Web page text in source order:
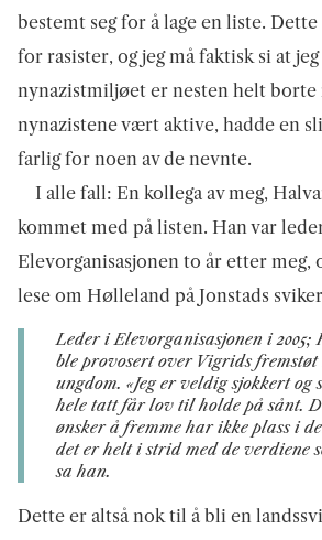
bestemt seg for å lage en liste. Dette
for rasister, og jeg må faktisk si at
nynazistmiljøet er nesten helt borte
nynazistene vært aktive, hadde en
farlig for noen av de nevnte.
I alle fall: En kollega av meg,
kommet med på listen. Han var
Elevorganisasjonen to år etter meg,
lese om Hølleland på Jonstads
Leder i Elevorganisasjonen i
ble provosert over Vigrids
ungdom. «Jeg er veldig sjokkert og
hele tatt får lov til holde på sånt.
ønsker å fremme har ikke plass i
det er helt i strid med de verdiene
sa han.
Dette er altså nok til å bli en